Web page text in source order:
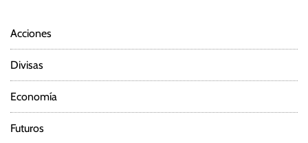
Acciones
Divisas
Economía
Futuros